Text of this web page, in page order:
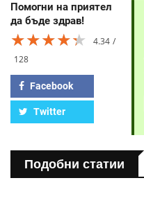
Помогни на приятел
да бъде здрав!
★★★★★
★★★★★
★★★★★
4.34
128
Facebook
Twitter
Подобни статии